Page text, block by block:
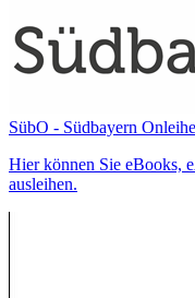
SübO - Südbayern Onleihe
Hier können Sie eBooks,
ausleihen.